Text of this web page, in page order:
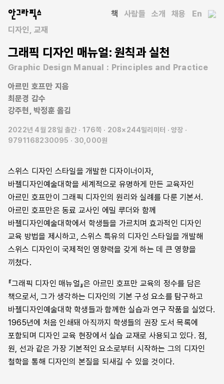
안그라픽스 책 사람들 소개 채용
En
디자인 교재
그래픽 디자인 매뉴얼: 원칙과 실천
Graphic Design Manual : Principles and Practice
아르민 호프만 지음
최문경 감수
강주현 박정훈 옮김
2022년 4월 28일 출간 176쪽 208×244밀리미터
양장
9791168230095
30,000원
스위스 디자인 스타일을 개발한 디자이너이자,
바젤디자인예술대학을 세계적으로 유명하게 만든 교육자인
아르민 호프만이 그래픽 디자인의 원리와 실례를 다룬 기본서.
아르민 호프만은 동료 교사인 에밀 루더와 함께
바젤디자인예술대학에서 학생들을 가르치며 효과적인 디자인
교육 방법을 제시하고, 스위스 특유의 디자인 스타일을 개발해
스위스 디자인이 국제적인 영향력을 갖게 하는 데 큰 영향을
끼쳤다.
『그래픽 디자인 매뉴얼』은 아르민 호프만 교육의 정수를 담은
책으로서, 그가 생각하는 디자인의 기본 구성 요소를 탐구하고
바젤디자인예술대학 학생들과 함께한 실습과 연구 작품을 실었다.
1965년에 처음 인쇄돼 아직까지 학생들의 권장 도서 목록에
포함되며 디자인 교육 현장에서 실습 교재로 사용되고 있다. 점,
원, 선과 같은 가장 기본적인 요소로부터 시작하는 그의 디자인
철학을 통해 디자인의 본질을 되새길 수 있을 것이다.